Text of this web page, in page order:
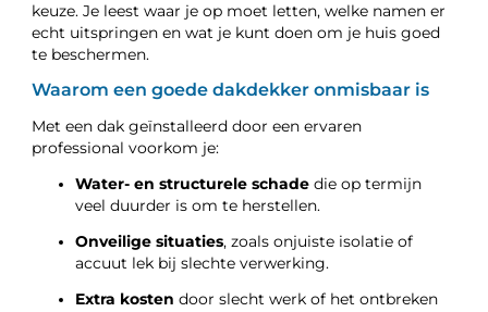
keuze. Je leest waar je op moet letten, welke namen er
echt uitspringen en wat je kunt doen om je huis goed
te beschermen.
Waarom een goede dakdekker onmisbaar is
Met een dak geïnstalleerd door een ervaren
professional voorkom je:
Water- en structurele schade die op termijn
veel duurder is om te herstellen.
Onveilige situaties, zoals onjuiste isolatie of
accuut lek bij slechte verwerking.
Extra kosten door slecht werk of het ontbreken